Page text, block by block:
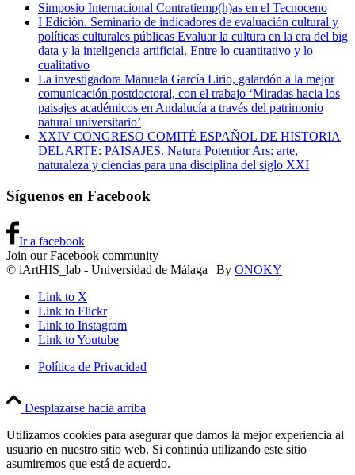
Simposio Internacional Contratiemp(h)as en el Tecnoceno
I Edición. Seminario de indicadores de evaluación cultural y
políticas culturales públicas Evaluar la cultura en la era del big
data y la inteligencia artificial. Entre lo cuantitativo y lo
cualitativo
La investigadora Manuela García Lirio, galardón a la mejor
comunicación postdoctoral, con el trabajo ‘Miradas hacia los
paisajes académicos en Andalucía a través del patrimonio
natural universitario’
XXIV CONGRESO COMITÉ ESPAÑOL DE HISTORIA
DEL ARTE: PAISAJES. Natura Potentior Ars: arte,
naturaleza y ciencias para una disciplina del siglo XXI
Síguenos en Facebook
Ir a facebook
Join our Facebook community
© iArtHIS_lab - Universidad de Málaga | By ONOKY
Link to X
Link to Flickr
Link to Instagram
Link to Youtube
Política de Privacidad
Desplazarse hacia arriba
Utilizamos cookies para asegurar que damos la mejor experiencia al
usuario en nuestro sitio web. Si continúa utilizando este sitio
asumiremos que está de acuerdo.